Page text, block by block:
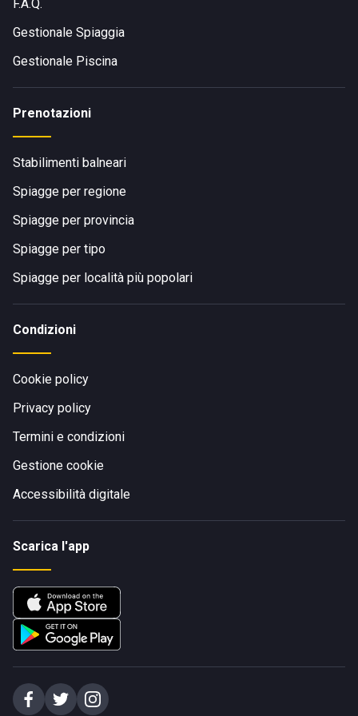
F.A.Q.
Gestionale Spiaggia
Gestionale Piscina
Prenotazioni
Stabilimenti balneari
Spiagge per regione
Spiagge per provincia
Spiagge per tipo
Spiagge per località più popolari
Condizioni
Cookie policy
Privacy policy
Termini e condizioni
Gestione cookie
Accessibilità digitale
Scarica l'app